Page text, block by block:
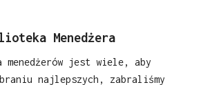
Menedżera
menedżerów jest wiele, aby
najlepszych, zabraliśmy